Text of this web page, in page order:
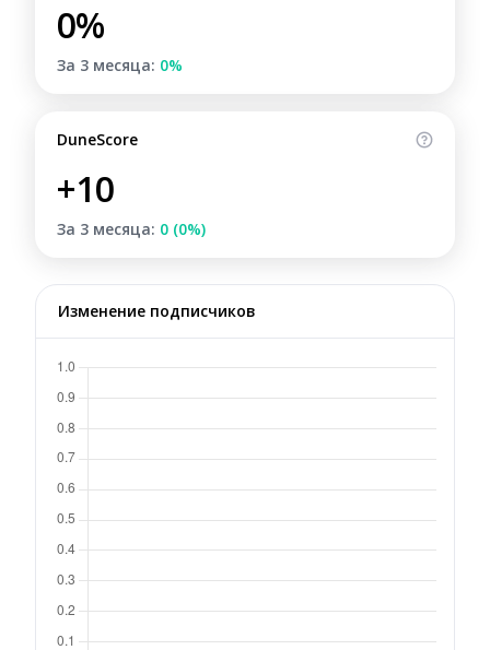
0%
За 3 месяца: 0%
DuneScore
+10
За 3 месяца: 0 (0%)
Изменение подписчиков